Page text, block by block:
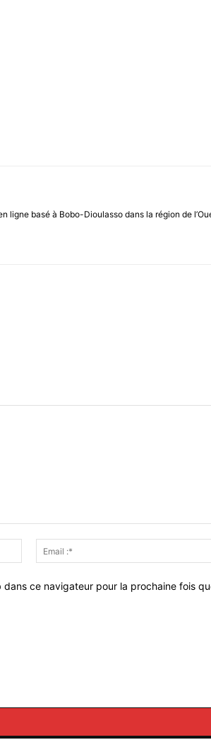
ligne basé à Bobo-Dioulasso dans la région de
:*
ce navigateur pour la prochaine fois